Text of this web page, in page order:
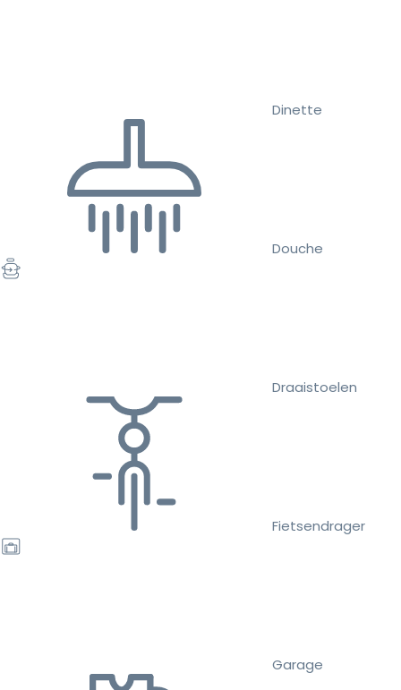
Dinette
Douche
Draaistoelen
Fietsendrager
Garage